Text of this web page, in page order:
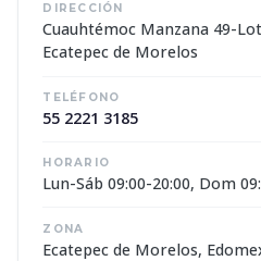
DIRECCIÓN
Cuauhtémoc Manzana 49-
Ecatepec de Morelos
TELÉFONO
55 2221 3185
HORARIO
Lun-Sáb 09:00-20:00, Dom
ZONA
Ecatepec de Morelos,